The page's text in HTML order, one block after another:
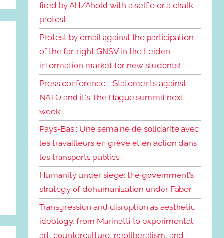
fired by AH/Ahold with a selfie or a chalk
protest
Protest by email against the participation
of the far-right GNSV in the Leiden
information market for new students!
Press conference - Statements against
NATO and it's The Hague summit next
week
Pays-Bas : Une semaine de solidarité avec
les travailleurs en grève et en action dans
les transports publics
Humanity under siege: the government’s
strategy of dehumanization under Faber
Transgression and disruption as aesthetic
ideology, from Marinetti to experimental
art, counterculture, neoliberalism, and